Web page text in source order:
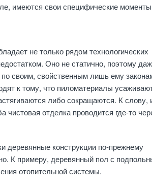
имеются свои специфические
не только рядом технологических
Оно не статично, поэтому
по своим, свойственным лишь ему
к тому, что пиломатериалы
либо сокращаются. К слову,
чистовая отделка проводится где-то
деревянные конструкции по-прежнему
К примеру, деревянный пол с
отопительной системы.